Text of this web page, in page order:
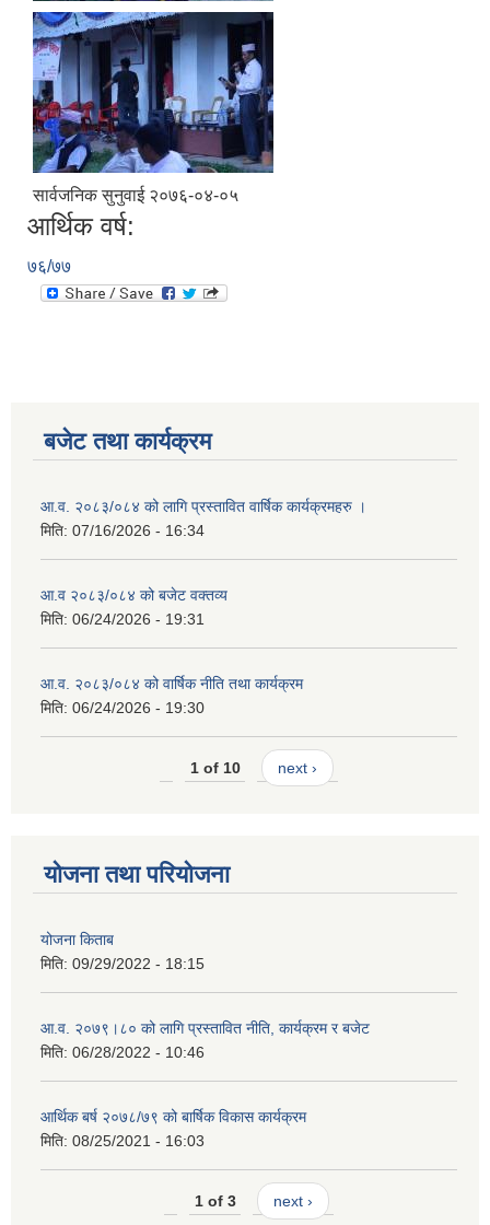
सार्वजनिक सुनुवाई २०७६-०४-०५
आर्थिक वर्ष:
७६/७७
बजेट तथा कार्यक्रम
आ.व. २०८३/०८४ को लागि प्रस्तावित वार्षिक कार्यक्रमहरु ।
मिति: 07/16/2026 - 16:34
आ.व २०८३/०८४ को बजेट वक्तव्य
मिति: 06/24/2026 - 19:31
आ.व. २०८३/०८४ को वार्षिक नीति तथा कार्यक्रम
मिति: 06/24/2026 - 19:30
1 of 10 next ›
योजना तथा परियोजना
योजना किताब
मिति: 09/29/2022 - 18:15
आ.व. २०७९।८० को लागि प्रस्तावित नीति, कार्यक्रम र बजेट
मिति: 06/28/2022 - 10:46
आर्थिक बर्ष २०७८/७९ को बार्षिक विकास कार्यक्रम
मिति: 08/25/2021 - 16:03
1 of 3 next ›